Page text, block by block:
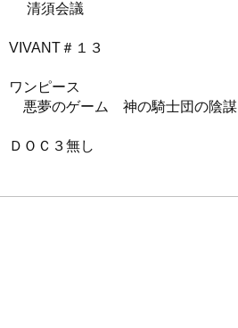
清須会議
VIVANT＃１３
ワンピース
悪夢のゲーム 神の騎士団の陰謀
ＤＯＣ３無し